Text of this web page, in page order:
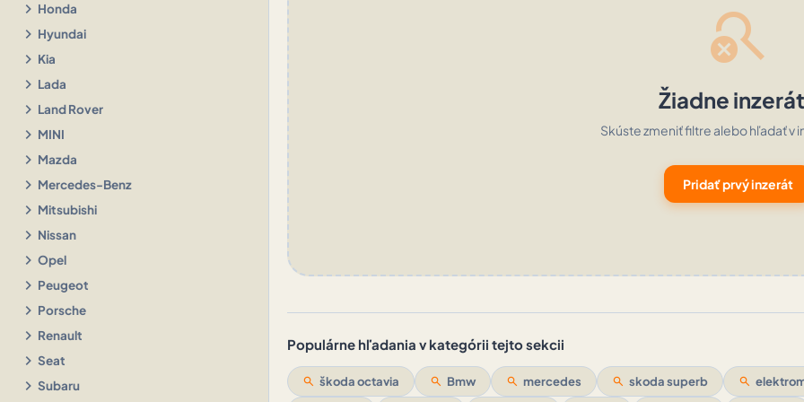
chevron_right Honda
chevron_right Hyundai
chevron_right Kia
chevron_right Lada
chevron_right Land Rover
chevron_right MINI
chevron_right Mazda
chevron_right Mercedes-Benz
chevron_right Mitsubishi
chevron_right Nissan
chevron_right Opel
chevron_right Peugeot
chevron_right Porsche
chevron_right Renault
chevron_right Seat
chevron_right Subaru
search_off
Žiadne
Skúste zmeniť filtre alebo hľadať v
Pridať prvý inzerát
Populárne hľadania v kategórii tejto sekcii
search škoda octavia search Bmw search mercedes search skoda superb search